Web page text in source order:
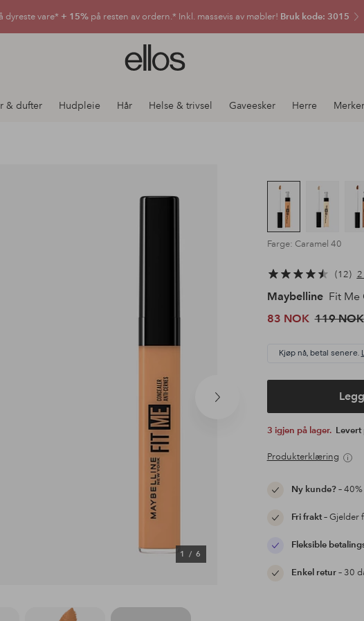
dyreste vare* + 15% på resten av ordern.* Inkl. massevis av møbler! Bruk kode: 3015
Ellos
logo
gå
& dufter Hudpleie Hår Helse & trivsel Gaveesker Herre Merker
Neste
1/ 6
Farge: Caramel 40
12 2
Maybelline Fit Me
83 NOK 119 NOK
Kjøp nå, betal senere.
3 igjen på lager. Levert
Produkterklæring
Ny kunde?–
Fri frakt– Gjelder
Fleksible
Enkel retur– 30